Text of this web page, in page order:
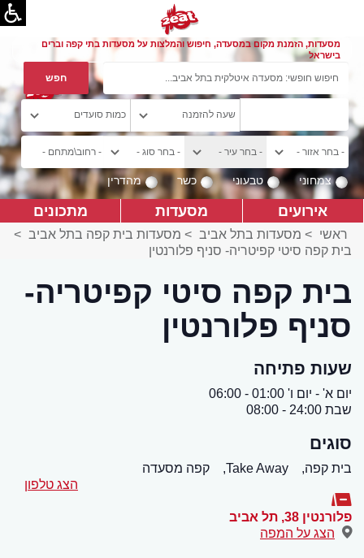
מסעדות, הזמנת מקום במסעדה, חיפוש והמלצות על מסעדות בתי קפה וברים
בישראל
צמחוני טבעוני כשר מהדרין
אירועים מסעדות מתכונים
ראשי > מסעדות בתל אביב > מסעדות בית קפה בתל אביב >
בית קפה סיטי קפיטריה- סניף פלורנטין
בית קפה סיטי קפיטריה-
סניף פלורנטין
שעות פתיחה
יום א' - יום ו' 01:00 - 06:00
שבת 24:00 - 08:00
סוגים
בית קפה, Take Away,
קפה מסעדה
הצג טלפון
פלורנטין 38 , תל אביב
הצג על המפה